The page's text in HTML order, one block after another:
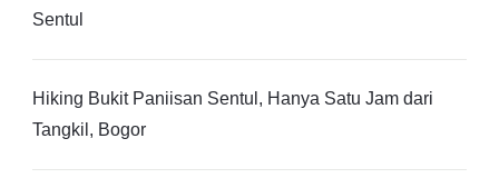
Sentul
Hiking Bukit Paniisan Sentul, Hanya Satu Jam dari
Tangkil, Bogor